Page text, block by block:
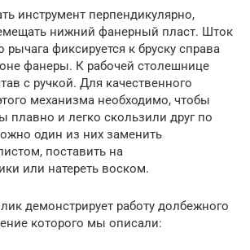
инструмент перпендикулярно,
нижний фанерный пласт. Шток
рычага фиксируется к бруску справа
фанеры. К рабочей столешнице
с ручкой. Для качественного
механизма необходимо, чтобы
плавно и легко скользили друг по
один из них заменить
поставить на
или натереть воском.
демонстрирует работу долбежного
которого мы описали: